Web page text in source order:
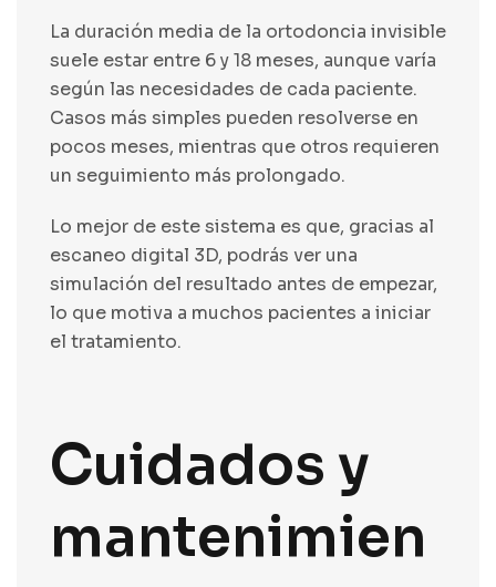
La duración media de la ortodoncia invisible
suele estar entre 6 y 18 meses, aunque varía
según las necesidades de cada paciente.
Casos más simples pueden resolverse en
pocos meses, mientras que otros requieren
un seguimiento más prolongado.
Lo mejor de este sistema es que, gracias al
escaneo digital 3D, podrás ver una
simulación del resultado antes de empezar,
lo que motiva a muchos pacientes a iniciar
el tratamiento.
Cuidados y
mantenimien